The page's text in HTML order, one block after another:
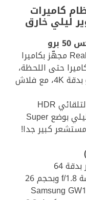
50 برو – نظام كاميرات
ليلي خارق
هاتف ذكي ريلمي Realme X50 Pro مجهّز بكاميرا
حتى اللحظة،
لتصوير احترافي وتسجيل فيديو بدقة 4K، مع فلاش
الكاميرا الخلفية تدعم التصوير التلقائي HDR
والتصوير البانورامي والتصوير الليلي بوضع Super
كاميرا سداسية العناصر بدقة 64
ميجابكسل، بفتحة عدسة f/1.8 وبحجم 26
ميليمتر، مع مستشعر Samsung GW1